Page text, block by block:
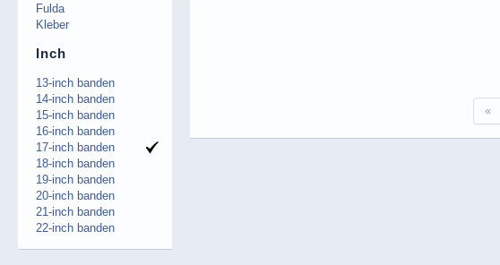
«
Fulda
Kleber
Inch
13-inch banden
14-inch banden
15-inch banden
16-inch banden
17-inch banden
18-inch banden
19-inch banden
20-inch banden
21-inch banden
22-inch banden